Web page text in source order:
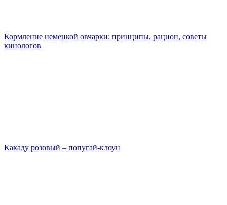
Кормление немецкой овчарки: принципы, рацион, советы
кинологов
Какаду розовый – попугай-клоун